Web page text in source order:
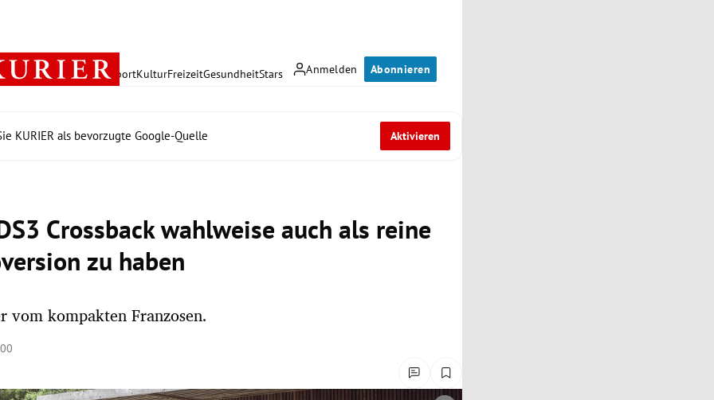
Anmelden Abonnieren
PolitikWirtschaft SportKulturFreizeitGesundheitStars
KURIER als bevorzugte Google-Quelle Aktivieren
Crossback wahlweise auch als reine
zu haben
vom kompakten Franzosen.